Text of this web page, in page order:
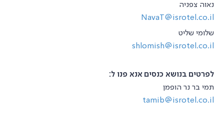
נאוה צפניה
NavaT@isrotel.co.il
שלומי שליט
shlomish@isrotel.co.il
לפרטים בנושא כנסים אנא פנו ל:
תמי בר נר הופמן
tamib@isrotel.co.il